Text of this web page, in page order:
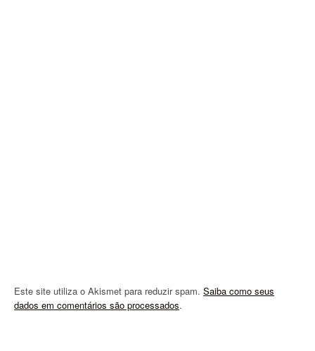
Este site utiliza o Akismet para reduzir spam. Saiba como seus
dados em comentários são processados.